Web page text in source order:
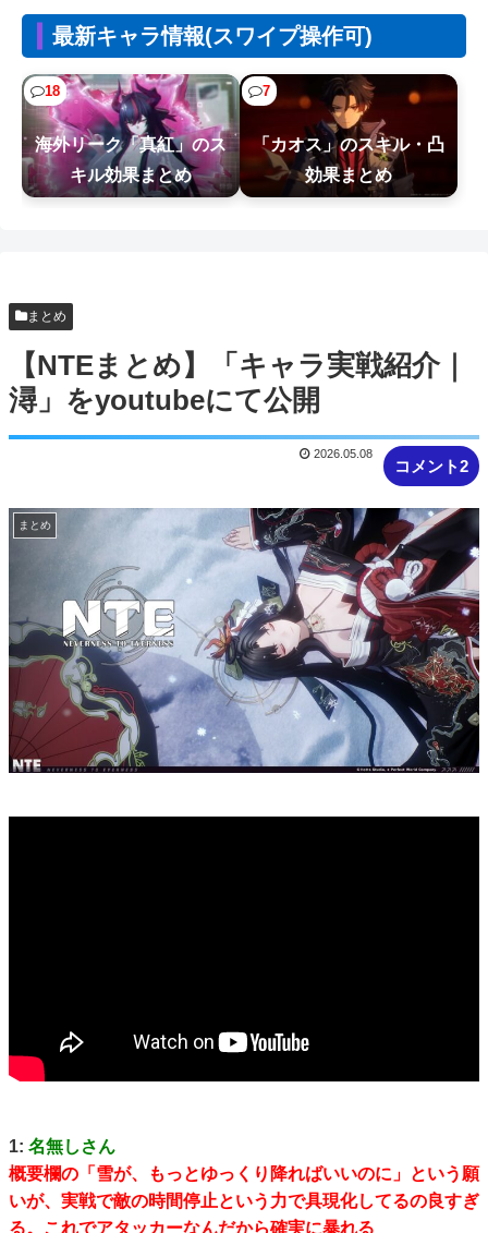
【悲報】Steamユーザー、ビデメモ16GBが主流に
www
【悲報】Z世代の倫理観、完全にぶっ壊れるｗｗｗ
ｗ
【画像】台湾とフランス、地震発生から6時間以内
に設置した「避難所」がこちらｗｗｗ...
エバ
最新キャラ情報(スワイプ操作可)
18
海外リーク「真紅」のス
キル効果まとめ
7
「カオス」のスキル・凸
効果まとめ
まとめ
【NTEまとめ】「キャラ実戦紹介｜
潯」をyoutubeにて公開
コメント2
2026.05.08
まとめ
1: 名無しさん
概要欄の「雪が、もっとゆっくり降ればいいのに」という願
いが、実戦で敵の時間停止という力で具現化してるの良すぎ
る。これでアタッカーなんだから確実に暴れる